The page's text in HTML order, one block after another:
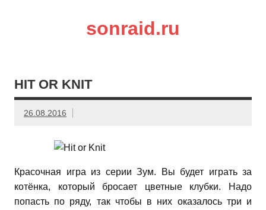
sonraid.ru
HIT OR KNIT
26.08.2016
Красочная игра из серии Зум. Вы будет играть за
котёнка, который бросает цветные клубки. Надо
попасть по ряду, так чтобы в них оказалось три и